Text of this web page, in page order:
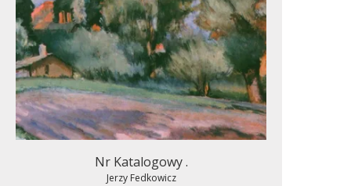
Nr Katalogowy .
Jerzy Fedkowicz